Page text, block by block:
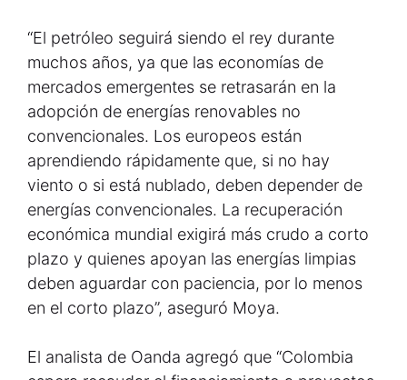
“El petróleo seguirá siendo el rey durante
muchos años, ya que las economías de
mercados emergentes se retrasarán en la
adopción de energías renovables no
convencionales. Los europeos están
aprendiendo rápidamente que, si no hay
viento o si está nublado, deben depender de
energías convencionales. La recuperación
económica mundial exigirá más crudo a corto
plazo y quienes apoyan las energías limpias
deben aguardar con paciencia, por lo menos
en el corto plazo”, aseguró Moya.
El analista de Oanda agregó que “Colombia